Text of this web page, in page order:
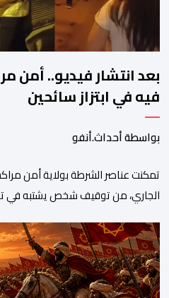
بعد انتشار فيديو..
فيه في ابتزاز سائحين
بواسطة أحداث.أنفو
الجاري، من توقيف شخص يشتبه في
سائحين أجنبيين للابتزاز بالمدينة
غير مستحق بدعوى ممارسة نشاط
رخصة، وهي الأفعال الإجرامية التي